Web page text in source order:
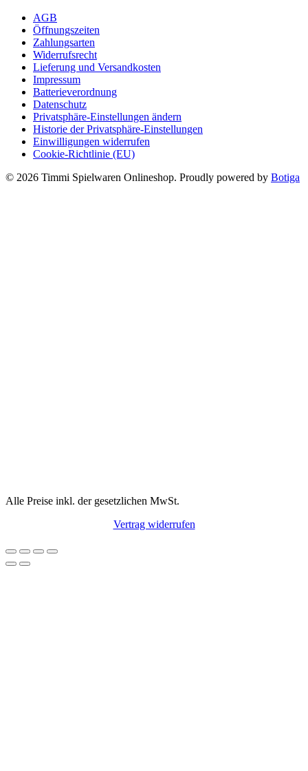
AGB
Öffnungszeiten
Zahlungsarten
Widerrufsrecht
Lieferung und Versandkosten
Impressum
Batterieverordnung
Datenschutz
Privatsphäre-Einstellungen ändern
Historie der Privatsphäre-Einstellungen
Einwilligungen widerrufen
Cookie-Richtlinie (EU)
© 2026 Timmi Spielwaren Onlineshop. Proudly powered by Botiga
Alle Preise inkl. der gesetzlichen MwSt.
Vertrag widerrufen